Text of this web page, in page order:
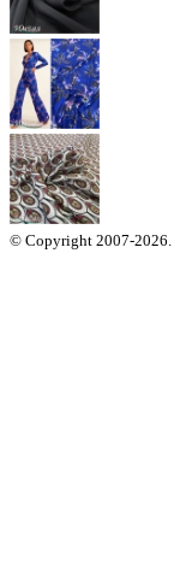
© Copyright 2007-2026.